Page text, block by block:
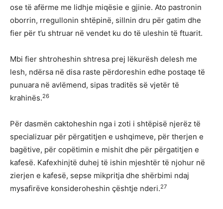
ose të afërme me lidhje miqësie e gjinie. Ato pastronin
oborrin, rregullonin shtëpinë, sillnin dru për gatim dhe
fier për t’u shtruar në vendet ku do të uleshin të ftuarit.
Mbi fier shtroheshin shtresa prej lëkurësh delesh me
lesh, ndërsa në disa raste përdoreshin edhe postaqe të
punuara në avlëmend, sipas traditës së vjetër të
krahinës.26
Për dasmën caktoheshin nga i zoti i shtëpisë njerëz të
specializuar për përgatitjen e ushqimeve, për therjen e
bagëtive, për copëtimin e mishit dhe për përgatitjen e
kafesë. Kafexhinjtë duhej të ishin mjeshtër të njohur në
zierjen e kafesë, sepse mikpritja dhe shërbimi ndaj
mysafirëve konsideroheshin çështje nderi.27